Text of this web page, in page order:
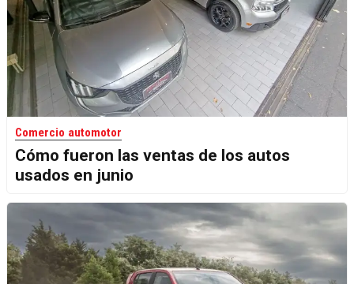
Comercio automotor
Cómo fueron las ventas de los autos
usados en junio